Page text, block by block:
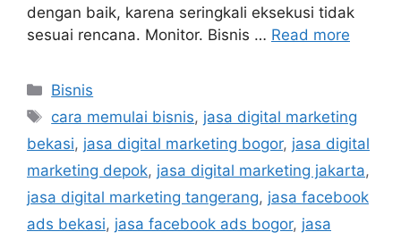
dengan baik, karena seringkali eksekusi tidak
sesuai rencana. Monitor. Bisnis … Read more
Bisnis
cara memulai bisnis, jasa digital marketing
bekasi, jasa digital marketing bogor, jasa digital
marketing depok, jasa digital marketing jakarta,
jasa digital marketing tangerang, jasa facebook
ads bekasi, jasa facebook ads bogor, jasa